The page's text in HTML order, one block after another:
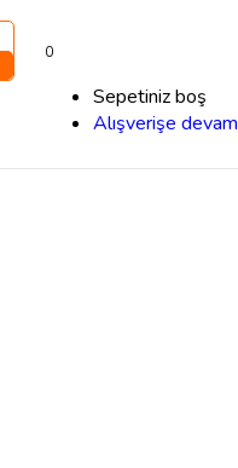
0
Sepetiniz boş
Alışverişe devam